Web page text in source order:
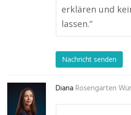
erklären und
lassen.“
Nachricht senden
Diana Rosengarten